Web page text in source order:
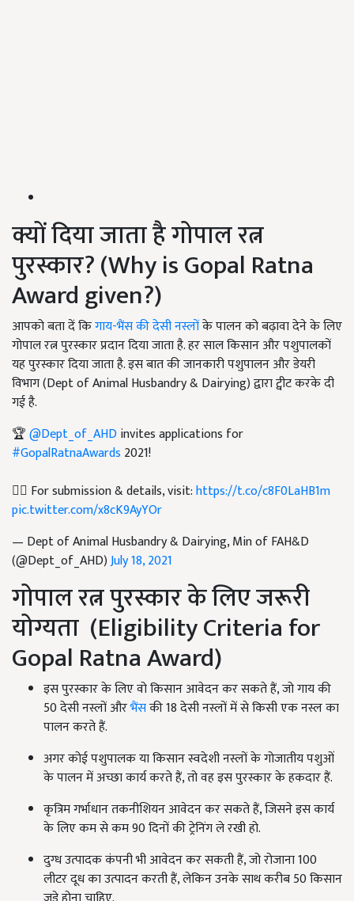
क्यों दिया जाता है गोपाल रत्न
पुरस्कार? (Why is Gopal Ratna
Award given?)
आपको बता दें किगाय-भैंस की देसी नस्लोंके पालन को बढ़ावा देने के लिए
गोपाल रत्न पुरस्कार प्रदान दिया जाता है. हर साल किसान और पशुपालकों
यह पुरस्कार दिया जाता है. इस बात की जानकारी पशुपालन और डेयरी
विभाग (Dept of Animal Husbandry & Dairying) द्वारा ट्वीट करके दी
गई है.
🏆@Dept_of_AHDinvites applications for
#GopalRatnaAwards 2021!
👉🏼 For submission & details, visit:https://t.co/c8F0LaHB1m
pic.twitter.com/x8cK9AyYOr
— Dept of Animal Husbandry & Dairying, Min of FAH&D
(@Dept_of_AHD)July 18, 2021
गोपाल रत्न पुरस्कार के लिए जरूरी
योग्यता (Eligibility Criteria for
Gopal Ratna Award)
इस पुरस्कार के लिए वो किसान आवेदन कर सकते हैं, जो गाय की
50 देसी नस्लों औरभैंसकी 18 देसी नस्लों में से किसी एक नस्ल का
पालन करते हैं.
अगर कोई पशुपालक या किसान स्वदेशी नस्लों के गोजातीय पशुओं
के पालन में अच्छा कार्य करते हैं, तो वह इस पुरस्कार के हकदार हैं.
कृत्रिम गर्भाधान तकनीशियन आवेदन कर सकते हैं, जिसने इस कार्य
के लिए कम से कम 90 दिनों की ट्रेनिंग ले रखी हो.
दुग्ध उत्पादक कंपनी भी आवेदन कर सकती हैं, जो रोजाना 100
लीटर दूध का उत्पादन करती हैं, लेकिन उनके साथ करीब 50 किसान